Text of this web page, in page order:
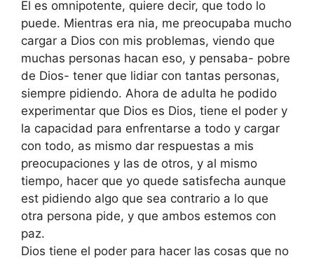
El es omnipotente, quiere decir, que todo lo
puede. Mientras era nia, me preocupaba mucho
cargar a Dios con mis problemas, viendo que
muchas personas hacan eso, y pensaba- pobre
de Dios- tener que lidiar con tantas personas,
siempre pidiendo. Ahora de adulta he podido
experimentar que Dios es Dios, tiene el poder y
la capacidad para enfrentarse a todo y cargar
con todo, as mismo dar respuestas a mis
preocupaciones y las de otros, y al mismo
tiempo, hacer que yo quede satisfecha aunque
est pidiendo algo que sea contrario a lo que
otra persona pide, y que ambos estemos con
paz.
Dios tiene el poder para hacer las cosas que no